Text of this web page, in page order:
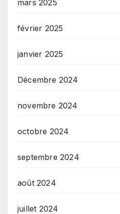
mars 2025
février 2025
janvier 2025
Décembre 2024
novembre 2024
octobre 2024
septembre 2024
août 2024
juillet 2024